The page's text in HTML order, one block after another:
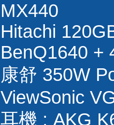
MX440
Hitachi
BenQ1640 +
康舒 350W
ViewSonic
耳機 : AKG